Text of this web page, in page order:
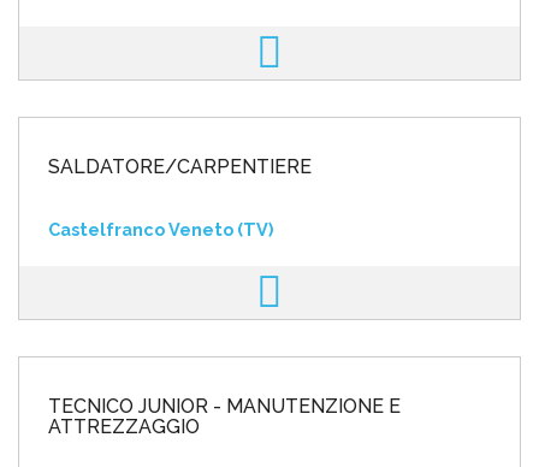
SALDATORE/CARPENTIERE
Castelfranco Veneto (TV)
TECNICO JUNIOR - MANUTENZIONE E
ATTREZZAGGIO